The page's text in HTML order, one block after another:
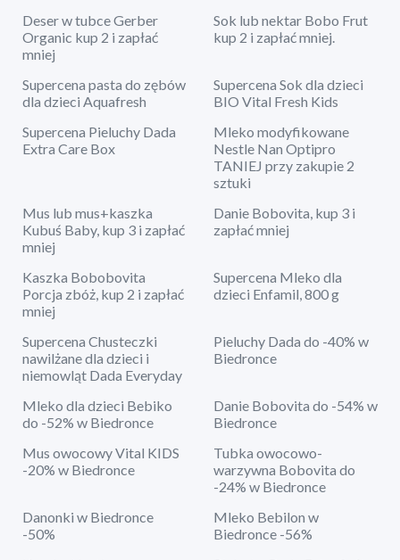
Deser w tubce Gerber
Organic kup 2 i zapłać
mniej
Sok lub nektar Bobo Frut
kup 2 i zapłać mniej.
Supercena pasta do zębów
dla dzieci Aquafresh
Supercena Sok dla dzieci
BIO Vital Fresh Kids
Supercena Pieluchy Dada
Extra Care Box
Mleko modyfikowane
Nestle Nan Optipro
TANIEJ przy zakupie 2
sztuki
Mus lub mus+kaszka
Kubuś Baby, kup 3 i zapłać
mniej
Danie Bobovita, kup 3 i
zapłać mniej
Kaszka Bobobovita
Porcja zbóż, kup 2 i zapłać
mniej
Supercena Mleko dla
dzieci Enfamil, 800 g
Supercena Chusteczki
nawilżane dla dzieci i
niemowląt Dada Everyday
Pieluchy Dada do -40% w
Biedronce
Mleko dla dzieci Bebiko
do -52% w Biedronce
Danie Bobovita do -54% w
Biedronce
Mus owocowy Vital KIDS
-20% w Biedronce
Tubka owocowo-
warzywna Bobovita do
-24% w Biedronce
Danonki w Biedronce
-50%
Mleko Bebilon w
Biedronce -56%